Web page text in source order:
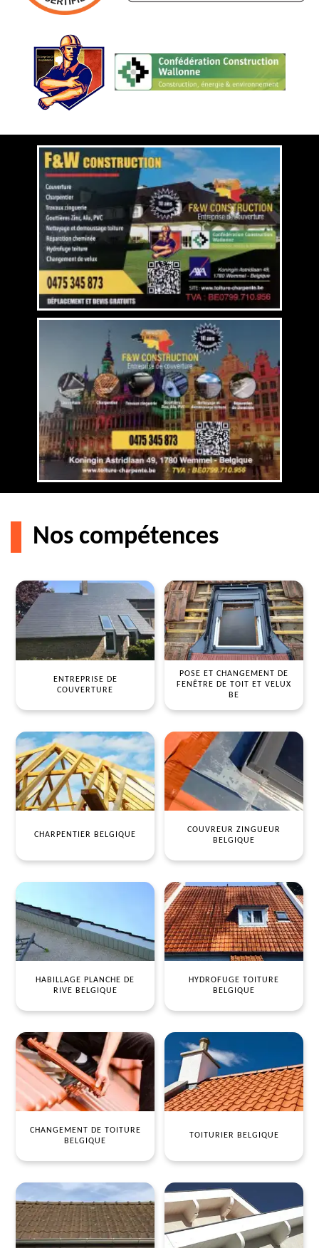
Nos compétences
ENTREPRISE DE
COUVERTURE
POSE ET CHANGEMENT DE
FENÊTRE DE TOIT ET VELUX
BE
CHARPENTIER BELGIQUE
COUVREUR ZINGUEUR
BELGIQUE
HABILLAGE PLANCHE DE
RIVE BELGIQUE
HYDROFUGE TOITURE
BELGIQUE
CHANGEMENT DE TOITURE
BELGIQUE
TOITURIER BELGIQUE